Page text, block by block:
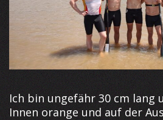
Ich bin ungefähr 30 cm lang
Innen orange und auf der